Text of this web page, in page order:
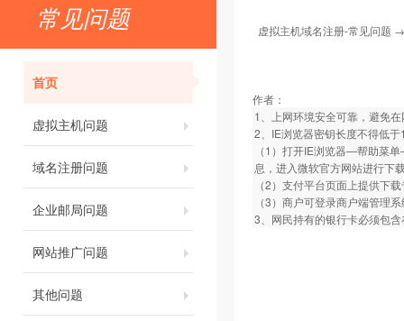
常见问题
首页
虚拟主机问题
域名注册问题
企业邮局问题
网站推广问题
其他问题
虚拟主机域名注册-常见问题
作者：
1、上网环境安全可靠，避免
2、IE浏览器密钥长度不得低
（1）打开IE浏览器—帮助菜
息，进入微软官方网站进行下
（2）支付平台页面上提供下
（3）商户可登录商户端管理
3、网民持有的银行卡必须包